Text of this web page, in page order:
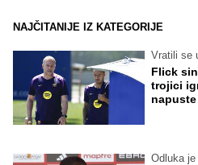
NAJČITANIJE IZ KATEGORIJE
Vratili se
Flick
trojici
Odluka je